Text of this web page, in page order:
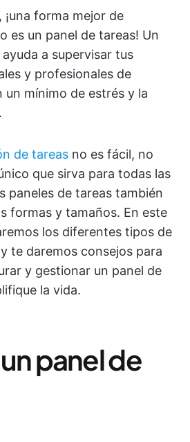
forma mejor de
es un panel de tareas! Un
a supervisar tus
y profesionales de
mínimo de estrés y la
de tareas no es fácil, no
que sirva para todas las
paneles de tareas también
formas y tamaños. En este
los diferentes tipos de
te daremos consejos para
y gestionar un panel de
la vida.
panel de